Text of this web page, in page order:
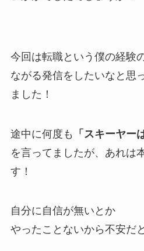
今回は転職という僕の経験
ながる発信をしたいなと思
ました！
途中に何度も 「スキーヤー
を言ってましたが、あれは
す！
自分に自信が無いとか
やったことないから不安だ